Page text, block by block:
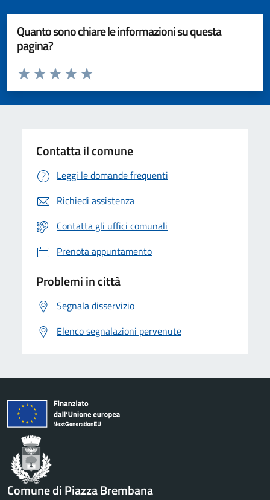
Quanto sono chiare le informazioni su questa
pagina?
Valuta da 1 a 5 stelle la pagina
Valuta 5 stelle su 5
Valuta 4 stelle su 5
Valuta 3 stelle su 5
Valuta 2 stelle su 5
Valuta 1 stelle su 5
Contatta il comune
Leggi le domande frequenti
Richiedi assistenza
Contatta gli uffici comunali
Prenota appuntamento
Problemi in città
Segnala disservizio
Elenco segnalazioni pervenute
Comune di Piazza Brembana